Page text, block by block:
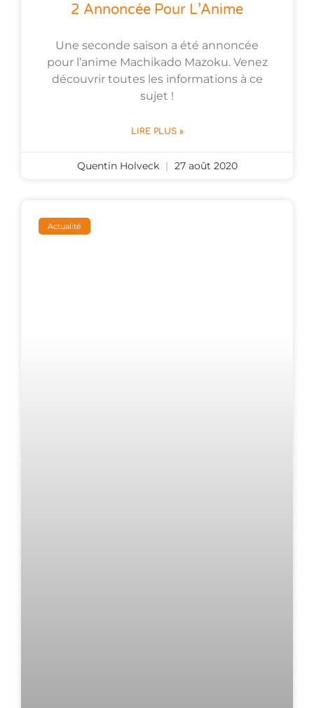
2 Annoncée Pour L’Anime
Une seconde saison a été annoncée
pour l’anime Machikado Mazoku. Venez
découvrir toutes les informations à ce
sujet !
LIRE PLUS »
Quentin Holveck 27 août 2020
Actualité